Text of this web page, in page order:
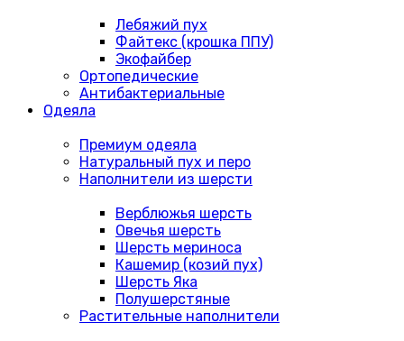
Лебяжий пух
Файтекс (крошка ППУ)
Экофайбер
Ортопедические
Антибактериальные
Одеяла
Премиум одеяла
Натуральный пух и перо
Наполнители из шерсти
Верблюжья шерсть
Овечья шерсть
Шерсть мериноса
Кашемир (козий пух)
Шерсть Яка
Полушерстяные
Растительные наполнители